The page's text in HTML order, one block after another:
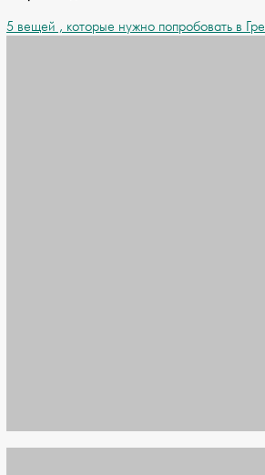
5 вещей , которые нужно попробовать в